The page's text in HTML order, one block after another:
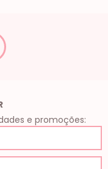
e promoções: